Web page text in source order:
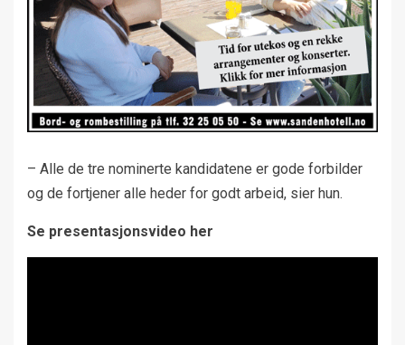
– Alle de tre nominerte kandidatene er gode forbilder
og de fortjener alle heder for godt arbeid, sier hun.
Se presentasjonsvideo her